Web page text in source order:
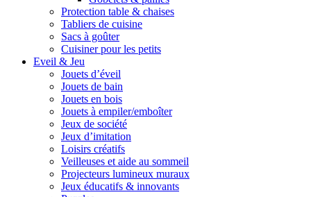
Protection table & chaises
Tabliers de cuisine
Sacs à goûter
Cuisiner pour les petits
Eveil & Jeu
Jouets d’éveil
Jouets de bain
Jouets en bois
Jouets à empiler/emboîter
Jeux de société
Jeux d’imitation
Loisirs créatifs
Veilleuses et aide au sommeil
Projecteurs lumineux muraux
Jeux éducatifs & innovants